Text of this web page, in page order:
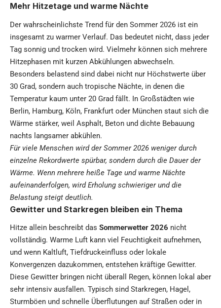
Mehr Hitzetage und warme Nächte
Der wahrscheinlichste Trend für den Sommer 2026 ist ein
insgesamt zu warmer Verlauf. Das bedeutet nicht, dass jeder
Tag sonnig und trocken wird. Vielmehr können sich mehrere
Hitzephasen mit kurzen Abkühlungen abwechseln.
Besonders belastend sind dabei nicht nur Höchstwerte über
30 Grad, sondern auch tropische Nächte, in denen die
Temperatur kaum unter 20 Grad fällt. In Großstädten wie
Berlin, Hamburg, Köln, Frankfurt oder München staut sich die
Wärme stärker, weil Asphalt, Beton und dichte Bebauung
nachts langsamer abkühlen.
Für viele Menschen wird der Sommer 2026 weniger durch
einzelne Rekordwerte spürbar, sondern durch die Dauer der
Wärme. Wenn mehrere heiße Tage und warme Nächte
aufeinanderfolgen, wird Erholung schwieriger und die
Belastung steigt deutlich.
Gewitter und Starkregen bleiben ein Thema
Hitze allein beschreibt das Sommerwetter 2026 nicht
vollständig. Warme Luft kann viel Feuchtigkeit aufnehmen,
und wenn Kaltluft, Tiefdruckeinfluss oder lokale
Konvergenzen dazukommen, entstehen kräftige Gewitter.
Diese Gewitter bringen nicht überall Regen, können lokal aber
sehr intensiv ausfallen. Typisch sind Starkregen, Hagel,
Sturmböen und schnelle Überflutungen auf Straßen oder in